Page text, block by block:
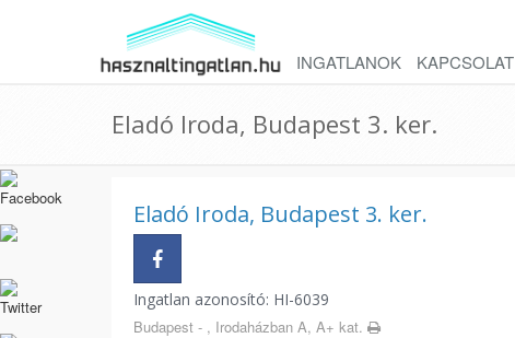
INGATLANOK KAPCSOLAT
Eladó Iroda, Budapest 3. ker.
Eladó Iroda, Budapest 3. ker.
Ingatlan azonosító: HI-6039
Budapest - , Irodaházban A, A+ kat.